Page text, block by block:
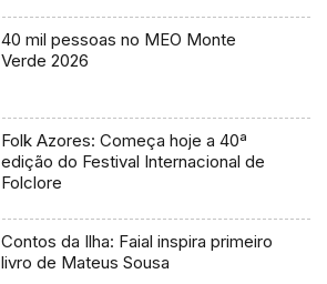
40 mil pessoas no MEO Monte
Verde 2026
Folk Azores: Começa hoje a 40ª
edição do Festival Internacional de
Folclore
Contos da Ilha: Faial inspira primeiro
livro de Mateus Sousa